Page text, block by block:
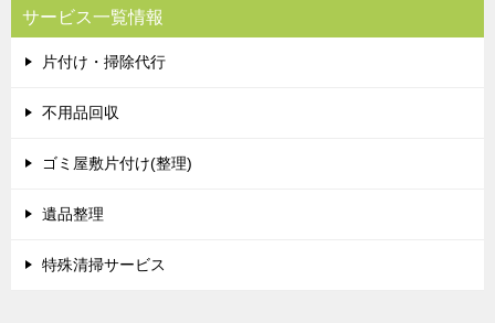
サービス一覧情報
片付け・掃除代行
不用品回収
ゴミ屋敷片付け(整理)
遺品整理
特殊清掃サービス